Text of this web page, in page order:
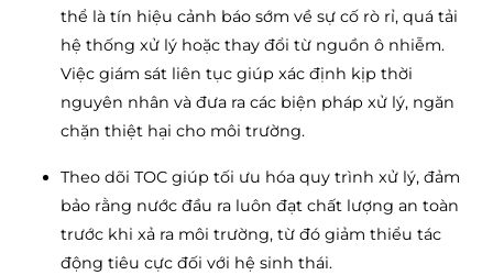
thể là tín hiệu cảnh báo sớm về sự cố rò rỉ, quá tải
hệ thống xử lý hoặc thay đổi từ nguồn ô nhiễm.
Việc giám sát liên tục giúp xác định kịp thời
nguyên nhân và đưa ra các biện pháp xử lý, ngăn
chặn thiệt hại cho môi trường.
Theo dõi TOC giúp tối ưu hóa quy trình xử lý, đảm
bảo rằng nước đầu ra luôn đạt chất lượng an toàn
trước khi xả ra môi trường, từ đó giảm thiểu tác
động tiêu cực đối với hệ sinh thái.